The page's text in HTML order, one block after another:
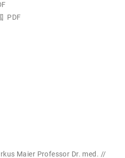
PDF
Maier Professor Dr. med. //